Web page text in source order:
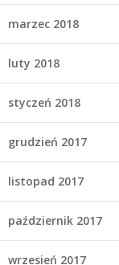
marzec 2018
luty 2018
styczeń 2018
grudzień 2017
listopad 2017
październik 2017
wrzesień 2017